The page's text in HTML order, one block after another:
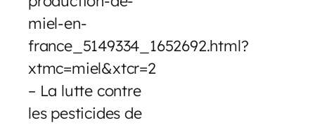
miel-en-
france_5149334_1652692.html?
xtmc=miel&xtcr=2
– La lutte contre
les pesticides de